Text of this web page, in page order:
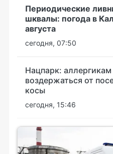
Периодические
шквалы: погода в
августа
сегодня, 07:50
Нацпарк:
воздержаться от
косы
сегодня, 15:46